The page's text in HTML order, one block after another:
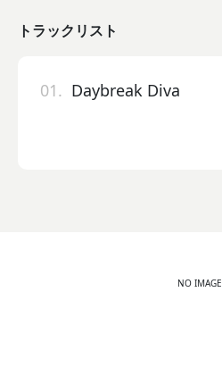
トラックリスト
01. Daybreak Diva
NO IMAGE